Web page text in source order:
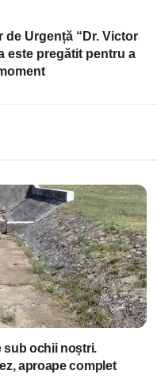
de Urgență “Dr. Victor
este pregătit pentru a
sub ochii noștri.
aproape complet